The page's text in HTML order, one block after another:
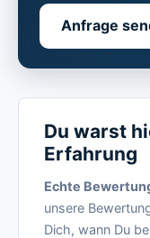
Anfrage
Du warst
Erfahrung
Echte
unsere
Dich, wann Du